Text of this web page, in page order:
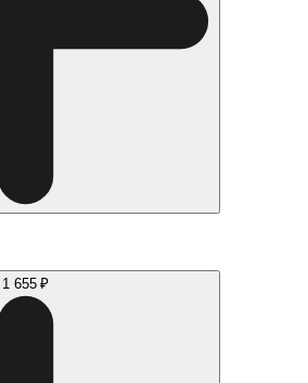
1 655 ₽